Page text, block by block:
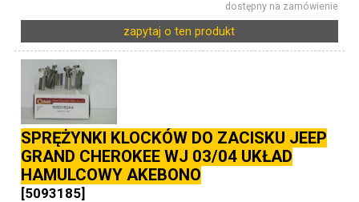
dostępny na zamówienie
zapytaj o ten produkt
SPRĘŻYNKI KLOCKÓW DO ZACISKU JEEP
GRAND CHEROKEE WJ 03/04 UKŁAD
HAMULCOWY AKEBONO
[5093185]